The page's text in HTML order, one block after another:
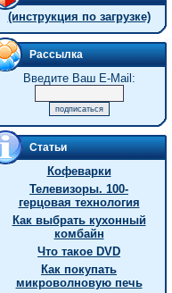
(инструкция по загрузке)
Рассылка
Введите Ваш E-Mail:
Статьи
Кофеварки
Телевизоры. 100-
герцовая технология
Как выбрать кухонный
комбайн
Что такое DVD
Как покупать
микроволновую печь